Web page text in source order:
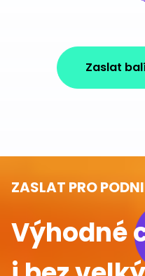
Zaslat
ZASLAT PRO
Výhodné